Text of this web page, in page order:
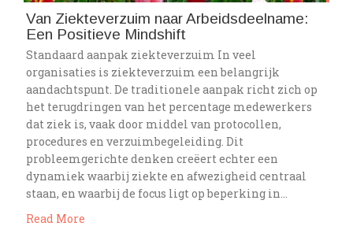
Van Ziekteverzuim naar Arbeidsdeelname:
Een Positieve Mindshift
Standaard aanpak ziekteverzuim In veel
organisaties is ziekteverzuim een belangrijk
aandachtspunt. De traditionele aanpak richt zich op
het terugdringen van het percentage medewerkers
dat ziek is, vaak door middel van protocollen,
procedures en verzuimbegeleiding. Dit
probleemgerichte denken creëert echter een
dynamiek waarbij ziekte en afwezigheid centraal
staan, en waarbij de focus ligt op beperking in…
Read More